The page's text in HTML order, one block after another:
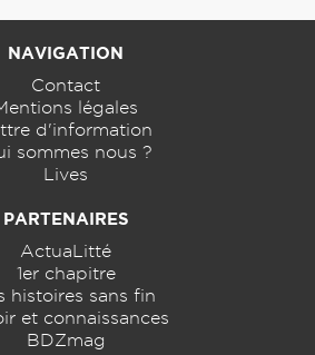
NAVIGATION
Contact
légales
d'information
sommes nous ?
Lives
PARTENAIRES
ActuaLitté
1er chapitre
histoires sans fin
et connaissances
BDZmag